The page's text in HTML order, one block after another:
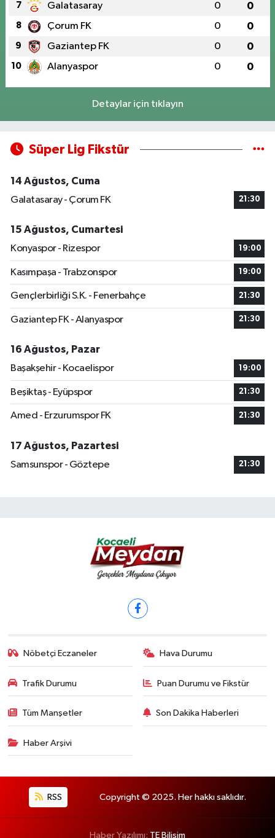
7 Galatasaray 0 0
8 Çorum FK 0 0
9 Gaziantep FK 0 0
10 Alanyaspor 0 0
Detaylar için tıklayın
Süper Lig Fikstür
14 Ağustos, Cuma
Galatasaray - Çorum FK
21:30
15 Ağustos, Cumartesi
Konyaspor - Rizespor
19:00
Kasımpaşa - Trabzonspor 19:00
Gençlerbirliği S.K. - Fenerbahçe 21:30
Gaziantep FK - Alanyaspor 21:30
16 Ağustos, Pazar
Başakşehir - Kocaelispor
19:00
Beşiktaş - Eyüpspor 21:30
Amed - Erzurumspor FK 21:30
17 Ağustos, Pazartesi
Samsunspor - Göztepe
21:30
Nöbetçi Eczaneler Hava Durumu
Trafik Durumu Puan Durumu ve Fikstür
Tüm Manşetler Son Dakika Haberleri
Haber Arşivi
RSS Copyright © 2025. Her hakkı saklıdır.
Haber Yazılımı: TE Bilişim